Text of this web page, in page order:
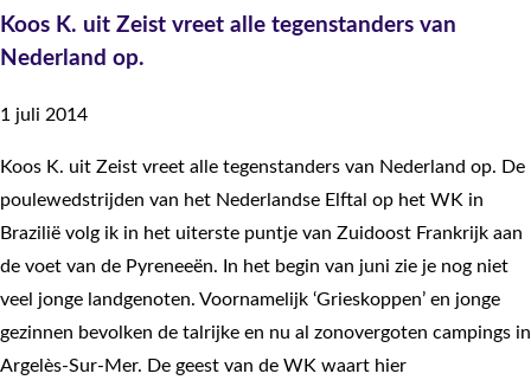
Koos K. uit Zeist vreet alle tegenstanders van
Nederland op.
1 juli 2014
Koos K. uit Zeist vreet alle tegenstanders van Nederland op. De
poulewedstrijden van het Nederlandse Elftal op het WK in
Brazilië volg ik in het uiterste puntje van Zuidoost Frankrijk aan
de voet van de Pyreneeën. In het begin van juni zie je nog niet
veel jonge landgenoten. Voornamelijk ‘Grieskoppen’ en jonge
gezinnen bevolken de talrijke en nu al zonovergoten campings in
Argelès-Sur-Mer. De geest van de WK waart hier